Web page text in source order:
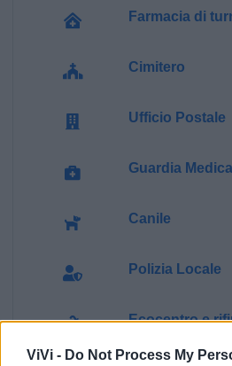
ViVi - Do Not Process My
Farmacia di
Cimitero
Ufficio Postale
Guardia Medica
Canile
Polizia Locale
Ecocentro e